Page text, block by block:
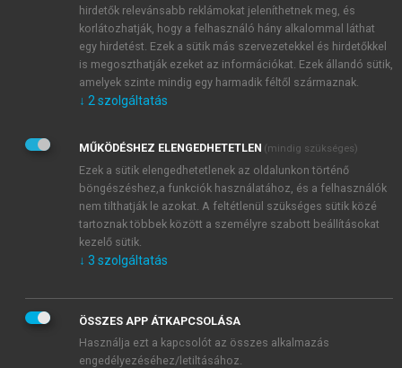
JELSZÓ ÚJRA
Kérek értesítést a MeRSZ újdonságairól, akcióiról.
Kérek értesítést az Akadémiai Kiadó Zrt. újdonságairól,
Adatkezelési tájékoztatóbanfoglaltakat tudomásul
veszem és elfogadom.
Általános vásárlási feltételeket, valamint a szotar.netés a
mersz.huoldalak licencszerződéseiben foglaltakat
tudomásul veszem és elfogadom.
KIPRÓBÁLOM
hirdetők relevánsabb reklámokat jeleníthetnek meg, és
korlátozhatják, hogy a felhasználó hány alkalommal láthat
egy hirdetést. Ezek a sütik más szervezetekkel és hirdetőkkel
is megoszthatják ezeket az információkat. Ezek állandó sütik,
amelyek szinte mindig egy harmadik féltől származnak.
↓ 2 szolgáltatás
MŰKÖDÉSHEZ ELENGEDHETETLEN (mindig szükséges)
Ezek a sütik elengedhetetlenek az oldalunkon történő
böngészéshez,a funkciók használatához, és a felhasználók
nem tilthatják le azokat. A feltétlenül szükséges sütik közé
tartoznak többek között a személyre szabott beállításokat
kezelő sütik.
↓ 3 szolgáltatás
ÖSSZES APP ÁTKAPCSOLÁSA
Használja ezt a kapcsolót az összes alkalmazás
engedélyezéséhez/letiltásához.